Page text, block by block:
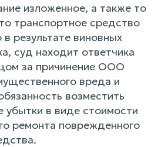
изложенное, а также то
транспортное средство
результате виновных
суд находит ответчика
за причинение ООО
вреда и
возместить
убытки в виде стоимости
ремонта поврежденного